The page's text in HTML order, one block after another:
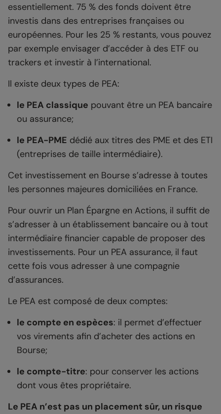
essentiellement. 75 % des fonds doivent être
investis dans des entreprises françaises ou
européennes. Pour les 25 % restants, vous pouvez
par exemple envisager d’accéder à des ETF ou
trackers et investir à l’international.
Il existe deux types de PEA:
le PEA classique pouvant être un PEA bancaire
ou assurance;
le PEA-PME dédié aux titres des PME et des ETI
(entreprises de taille intermédiaire).
Cet investissement en Bourse s’adresse à toutes
les personnes majeures domiciliées en France.
Pour ouvrir un Plan Épargne en Actions, il suffit de
s’adresser à un établissement bancaire ou à tout
intermédiaire financier capable de proposer des
investissements. Pour un PEA assurance, il faut
cette fois vous adresser à une compagnie
d’assurances.
Le PEA est composé de deux comptes:
le compte en espèces: il permet d’effectuer
vos virements afin d’acheter des actions en
Bourse;
le compte-titre: pour conserver les actions
dont vous êtes propriétaire.
Le PEA n’est pas un placement sûr, un risque